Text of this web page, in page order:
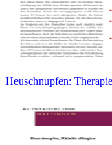
Heuschnupfen: